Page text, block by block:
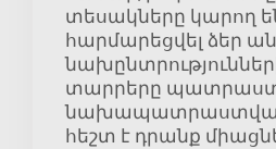
տեսակները կարող
հարմարեցվել ձեր
տարրերը
նախապատրաստված
հեշտ է դրանք